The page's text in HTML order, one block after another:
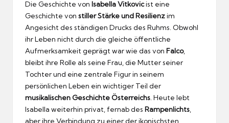
Die Geschichte von Isabella Vitkovicist eine
Geschichte von stiller Stärke und Resilienzim
Angesicht des ständigen Drucks des Ruhms. Obwohl
ihr Leben nicht durch die gleiche öffentliche
Aufmerksamkeit geprägt war wie das von Falco,
bleibt ihre Rolle als seine Frau, die Mutter seiner
Tochter und eine zentrale Figur in seinem
persönlichen Leben ein wichtiger Teil der
musikalischen Geschichte Österreichs. Heute lebt
Isabella weiterhin privat, fernab des Rampenlichts,
aber ihre Verbindung zu einer der ikonischsten